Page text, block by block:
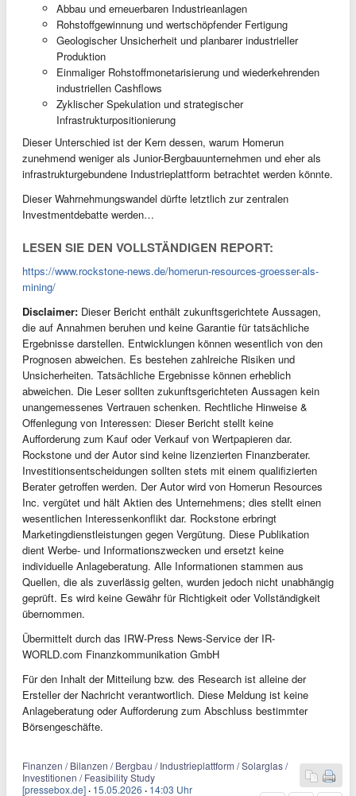
Abbau und erneuerbaren Industrieanlagen
Rohstoffgewinnung und wertschöpfender Fertigung
Geologischer Unsicherheit und planbarer industrieller
Produktion
Einmaliger Rohstoffmonetarisierung und wiederkehrenden
industriellen Cashflows
Zyklischer Spekulation und strategischer
Infrastrukturpositionierung
Dieser Unterschied ist der Kern dessen, warum Homerun
zunehmend weniger als Junior-Bergbauunternehmen und eher als
infrastrukturgebundene Industrieplattform betrachtet werden könnte.
Dieser Wahrnehmungswandel dürfte letztlich zur zentralen
Investmentdebatte werden…
LESEN SIE DEN VOLLSTÄNDIGEN REPORT:
https://www.rockstone-news.de/homerun-resources-groesser-als-
mining/
Disclaimer: Dieser Bericht enthält zukunftsgerichtete Aussagen,
die auf Annahmen beruhen und keine Garantie für tatsächliche
Ergebnisse darstellen. Entwicklungen können wesentlich von den
Prognosen abweichen. Es bestehen zahlreiche Risiken und
Unsicherheiten. Tatsächliche Ergebnisse können erheblich
abweichen. Die Leser sollten zukunftsgerichteten Aussagen kein
unangemessenes Vertrauen schenken. Rechtliche Hinweise &
Offenlegung von Interessen: Dieser Bericht stellt keine
Aufforderung zum Kauf oder Verkauf von Wertpapieren dar.
Rockstone und der Autor sind keine lizenzierten Finanzberater.
Investitionsentscheidungen sollten stets mit einem qualifizierten
Berater getroffen werden. Der Autor wird von Homerun Resources
Inc. vergütet und hält Aktien des Unternehmens; dies stellt einen
wesentlichen Interessenkonflikt dar. Rockstone erbringt
Marketingdienstleistungen gegen Vergütung. Diese Publikation
dient Werbe- und Informationszwecken und ersetzt keine
individuelle Anlageberatung. Alle Informationen stammen aus
Quellen, die als zuverlässig gelten, wurden jedoch nicht unabhängig
geprüft. Es wird keine Gewähr für Richtigkeit oder Vollständigkeit
übernommen.
Übermittelt durch das IRW-Press News-Service der IR-
WORLD.com Finanzkommunikation GmbH
Für den Inhalt der Mitteilung bzw. des Research ist alleine der
Ersteller der Nachricht verantwortlich. Diese Meldung ist keine
Anlageberatung oder Aufforderung zum Abschluss bestimmter
Börsengeschäfte.
Finanzen / Bilanzen / Bergbau / Industrieplattform / Solarglas /
Investitionen / Feasibility Study
[pressebox.de] · 15.05.2026 · 14:03 Uhr